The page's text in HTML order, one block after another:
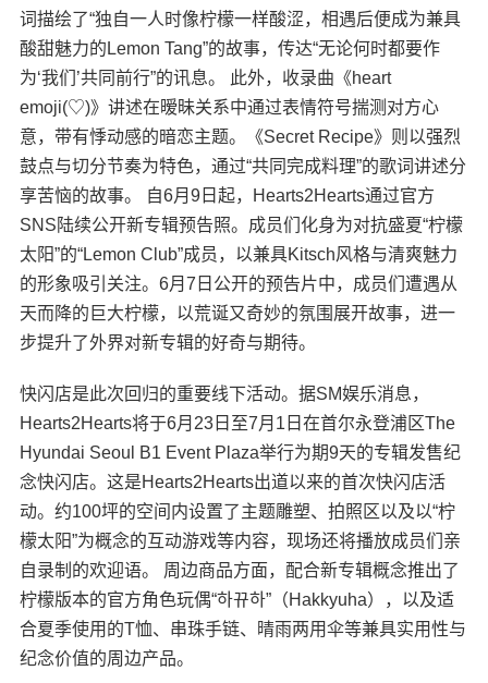
词描绘了“独自一人时像柠檬一样酸涩，相遇后便成为兼具
酸甜魅力的Lemon Tang”的故事，传达“无论何时都要作
为‘我们’共同前行”的讯息。 此外，收录曲《heart
emoji(♡)》讲述在暧昧关系中通过表情符号揣测对方心
意，带有悸动感的暗恋主题。《Secret Recipe》则以强烈
鼓点与切分节奏为特色，通过“共同完成料理”的歌词讲述分
享苦恼的故事。 自6月9日起，Hearts2Hearts通过官方
SNS陆续公开新专辑预告照。成员们化身为对抗盛夏“柠檬
太阳”的“Lemon Club”成员，以兼具Kitsch风格与清爽魅力
的形象吸引关注。6月7日公开的预告片中，成员们遭遇从
天而降的巨大柠檬，以荒诞又奇妙的氛围展开故事，进一
步提升了外界对新专辑的好奇与期待。
快闪店是此次回归的重要线下活动。据SM娱乐消息，
Hearts2Hearts将于6月23日至7月1日在首尔永登浦区The
Hyundai Seoul B1 Event Plaza举行为期9天的专辑发售纪
念快闪店。这是Hearts2Hearts出道以来的首次快闪店活
动。约100坪的空间内设置了主题雕塑、拍照区以及以“柠
檬太阳”为概念的互动游戏等内容，现场还将播放成员们亲
自录制的欢迎语。 周边商品方面，配合新专辑概念推出了
柠檬版本的官方角色玩偶“하뀨하”（Hakkyuha），以及适
合夏季使用的T恤、串珠手链、晴雨两用伞等兼具实用性与
纪念价值的周边产品。